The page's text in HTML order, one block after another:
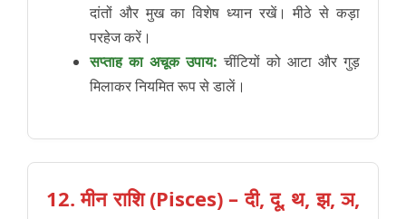
दांतों और मुख का विशेष ध्यान रखें। मीठे से कड़ा
परहेज करें।
सप्ताह का अचूक उपाय: चींटियों को आटा और गुड़
मिलाकर नियमित रूप से डालें।
12. मीन राशि (Pisces) – दी, दू, थ, झ, ञ,